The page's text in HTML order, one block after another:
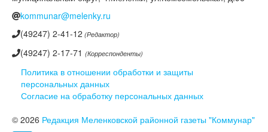
kommunar@melenky.ru
(49247) 2-41-12 (Редактор)
(49247) 2-17-71 (Корреспонденты)
Политика в отношении обработки и защиты
персональных данных
Согласие на обработку персональных данных
© 2026 Редакция Меленковской районной газеты "Коммунар"